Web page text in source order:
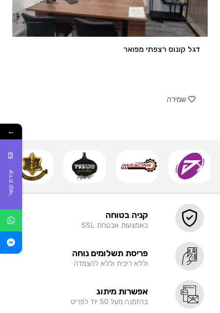
דגל קונוס רצפתי מפואר
שמירה
קניה בטוחה
באמצעות אבטחת SSL
פריסת תשלומים נוחה
וללא ריבית וללא להצמדה
אפשרות מיתוג
בהזמנה מעל 50 יח' לפריט
←
יצירת קשר